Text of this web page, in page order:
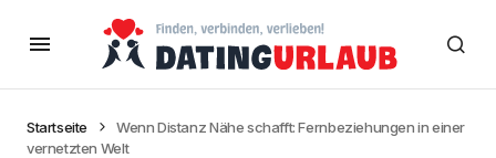
Startseite
Wenn Distanz Nähe schafft: Fernbeziehungen in einer
vernetzten Welt